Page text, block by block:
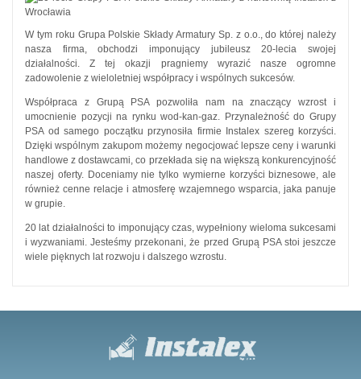
W tym roku Grupa Polskie Składy Armatury Sp. z o.o., do której należy
nasza firma, obchodzi imponujący jubileusz 20-lecia swojej
działalności. Z tej okazji pragniemy wyrazić nasze ogromne
zadowolenie z wieloletniej współpracy i wspólnych sukcesów.
Współpraca z Grupą PSA pozwoliła nam na znaczący wzrost i
umocnienie pozycji na rynku wod-kan-gaz. Przynależność do Grupy
PSA od samego początku przynosiła firmie Instalex szereg korzyści.
Dzięki wspólnym zakupom możemy negocjować lepsze ceny i warunki
handlowe z dostawcami, co przekłada się na większą konkurencyjność
naszej oferty. Doceniamy nie tylko wymierne korzyści biznesowe, ale
również cenne relacje i atmosferę wzajemnego wsparcia, jaka panuje
w grupie.
20 lat działalności to imponujący czas, wypełniony wieloma sukcesami
i wyzwaniami. Jesteśmy przekonani, że przed Grupą PSA stoi jeszcze
wiele pięknych lat rozwoju i dalszego wzrostu.